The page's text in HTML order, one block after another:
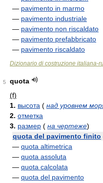
— pavimento in marmo
— pavimento industriale
— pavimento non riscaldato
— pavimento prefabbricato
— pavimento riscaldato
Dizionario di costruzione italiana-
5
quota
(f)
1. высота ( над уровнем
2. отметка
3. размер ( на чертеже)
quota del pavimento finito
— quota altimetrica
— quota assoluta
— quota calcolata
— quota del pavimento